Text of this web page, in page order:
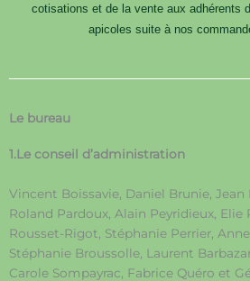
cotisations et de la vente aux adhérents
apicoles suite à nos
Le bureau
1.Le conseil d’administration
Vincent Boissavie, Daniel Brunie, Jean
Roland Pardoux, Alain Peyridieux, Elie
Rousset-Rigot, Stéphanie Perrier,
Stéphanie Broussolle, Laurent
Carole Sompayrac, Fabrice Quéro et